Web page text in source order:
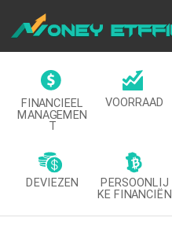
FINANCIEEL
MANAGEMEN
T
VOORRAAD
DEVIEZEN PERSOONLIJ
KE FINANCIËN